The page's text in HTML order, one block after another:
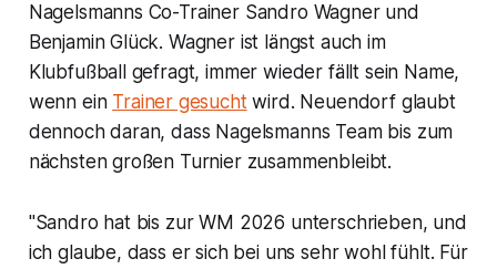
Nagelsmanns Co-Trainer Sandro Wagner und
Benjamin Glück. Wagner ist längst auch im
Klubfußball gefragt, immer wieder fällt sein Name,
wenn ein Trainer gesuchtwird. Neuendorf glaubt
dennoch daran, dass Nagelsmanns Team bis zum
nächsten großen Turnier zusammenbleibt.
"Sandro hat bis zur WM 2026 unterschrieben, und
ich glaube, dass er sich bei uns sehr wohl fühlt. Für